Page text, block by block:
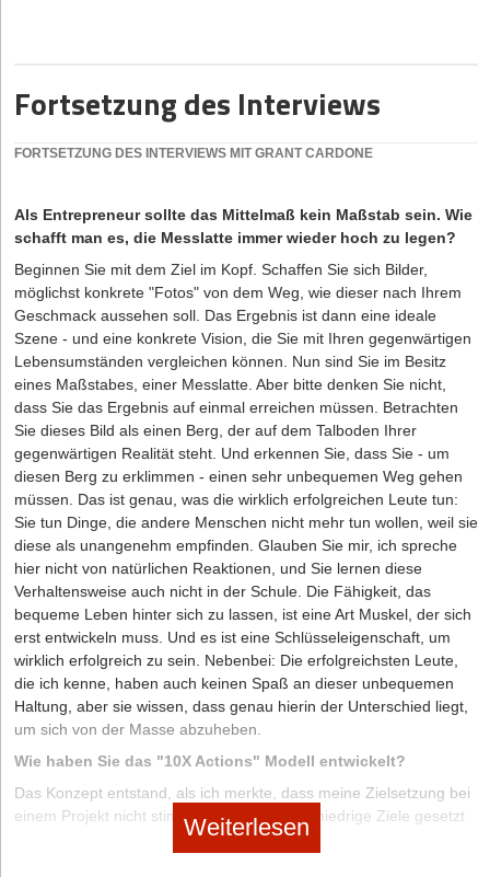
zum Beispiel die Akquisition durch systematisches
Maßnahme hier: Alle Akquisitionsvorgänge auflisten. Dann folgt die
Weiterentwicklung oder auch Spaß? Wer das bewertet, kann klar
entscheiden, wie viel Zeit er in welche Aktivitäten investiert. Da
verheißt der eine Kunde zwar Spaß, aber wenig Umsatz. Der
nächste Kunde verspricht zwar Umsatz, dieser muss aber durch
intensive Einarbeitung in ein neues Thema zunächst teuer erkauft
werden.
Je nach eigener Zielsetzung könnte die Gewichtung in so einem
Fall dann unterschiedlich aussehen. Steht als Zielsetzung für das
nächste Jahr beispielsweise die „Erhöhung des Umsatzes um 30
Prozent“ auf dem Plan, sind alle auf langfristige Entwicklungen
angelegten Akquisitionstätigkeiten mit weniger Zeit und Aufwand zu
bedenken. Mit Hilfe einer Akquisetabelle lässt sich zudem leicht
visualisieren, in welcher Aktion welches Potenzial steckt – und mit
wie viel Prozent des eigenen Engagements und des individuellen
Zeitaufwands man sie bedenken sollte.
MATHEMATISCH ENTSCHEIDEN
Nicht jeder Mensch entscheidet gleich. Sachliche Personen
bevorzugen oft eine mathematische Herangehensweise. Dazu
listen sie im ersten Schritt alle Handlungsalternativen auf. Im
zweiten gilt es die Kriterien zu definieren und zu gewichten, die für
die Entscheidung relevant sind, mit Punkten von eins (weniger
wichtig) bis fünf (sehr wichtig). (Siehe dazu auch das folgende
Der IT-Freiberufler Thomas stand vor der Entscheidung für eine
Weiterbildung. „In Frage kamen eine Entwicklung Richtung
Projektmanagement, eine ITIL-Zertifizierung und eine SAP-
Fortsetzung des Interviews
FORTSETZUNG DES INTERVIEWS MIT GRANT CARDONE
Als Entrepreneur sollte das Mittelmaß kein Maßstab sein. Wie
schafft man es, die Messlatte immer wieder hoch zu legen?
Beginnen Sie mit dem Ziel im Kopf. Schaffen Sie sich Bilder,
möglichst konkrete "Fotos" von dem Weg, wie dieser nach Ihrem
Geschmack aussehen soll. Das Ergebnis ist dann eine ideale
Szene - und eine konkrete Vision, die Sie mit Ihren gegenwärtigen
Lebensumständen vergleichen können. Nun sind Sie im Besitz
eines Maßstabes, einer Messlatte. Aber bitte denken Sie nicht,
dass Sie das Ergebnis auf einmal erreichen müssen. Betrachten
Sie dieses Bild als einen Berg, der auf dem Talboden Ihrer
gegenwärtigen Realität steht. Und erkennen Sie, dass Sie - um
diesen Berg zu erklimmen - einen sehr unbequemen Weg gehen
müssen. Das ist genau, was die wirklich erfolgreichen Leute tun:
Sie tun Dinge, die andere Menschen nicht mehr tun wollen, weil sie
diese als unangenehm empfinden. Glauben Sie mir, ich spreche
hier nicht von natürlichen Reaktionen, und Sie lernen diese
Verhaltensweise auch nicht in der Schule. Die Fähigkeit, das
bequeme Leben hinter sich zu lassen, ist eine Art Muskel, der sich
erst entwickeln muss. Und es ist eine Schlüsseleigenschaft, um
wirklich erfolgreich zu sein. Nebenbei: Die erfolgreichsten Leute,
die ich kenne, haben auch keinen Spaß an dieser unbequemen
Haltung, aber sie wissen, dass genau hierin der Unterschied liegt,
um sich von der Masse abzuheben.
Wie haben Sie das "10X Actions" Modell entwickelt?
Das Konzept entstand, als ich merkte, dass meine Zielsetzung bei
einem Projekt nicht stimmte, weil ich mir zu niedrige Ziele gesetzt
hatte. Dies wiederum hinderte mich da-ran, das richtige
Weiterlesen